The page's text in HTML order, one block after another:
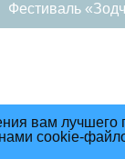
Фестиваль
Политика
вам
cookie-